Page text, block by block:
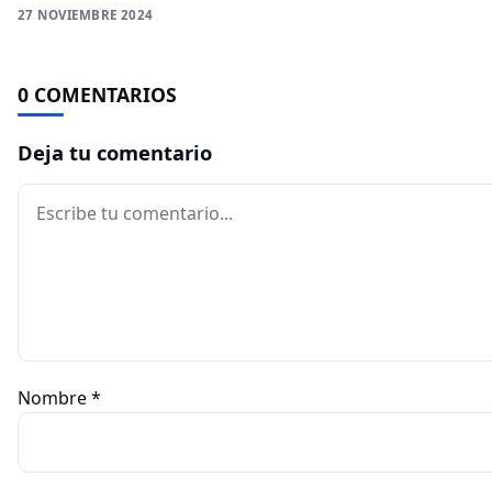
27 NOVIEMBRE 2024
0 COMENTARIOS
Deja tu comentario
Comentario
Nombre*